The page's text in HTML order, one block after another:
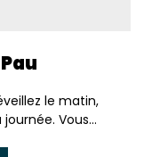
le matin,
Vous...